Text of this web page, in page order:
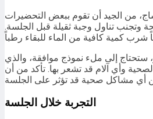
من الجيد أن تقوم ببعض التحضيرات
وتجنب تناول وجبة ثقيلة قبل الجلسة.
ستحتاج إلى ملء نموذج موافقة، والذي
وأي آلام قد تشعر بها. تأكد من أن
التجربة خلال الجلسة